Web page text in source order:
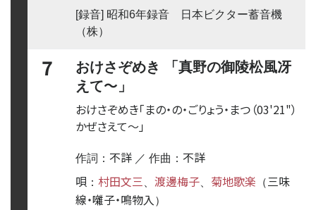
[録音] 昭和6年録音 日本ビクター蓄音機
（株）
7
おけさぞめき 「真野の御陵松風冴
えて〜 」
（03'21"）
おけさぞめき「まの・の・ごりょう・まつ
かぜさえて〜 」
作詞： 不詳 ／ 作曲： 不詳
唄 ： 村田文三 渡邊梅子 菊地歌楽 （ 三味
線・囃子・鳴物入 ）